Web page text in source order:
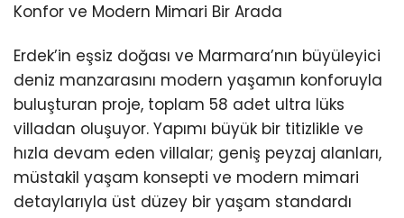
Konfor ve Modern Mimari Bir Arada
Erdek’in eşsiz doğası ve Marmara’nın büyüleyici
deniz manzarasını modern yaşamın konforuyla
buluşturan proje, toplam 58 adet ultra lüks
villadan oluşuyor. Yapımı büyük bir titizlikle ve
hızla devam eden villalar; geniş peyzaj alanları,
müstakil yaşam konsepti ve modern mimari
detaylarıyla üst düzey bir yaşam standardı